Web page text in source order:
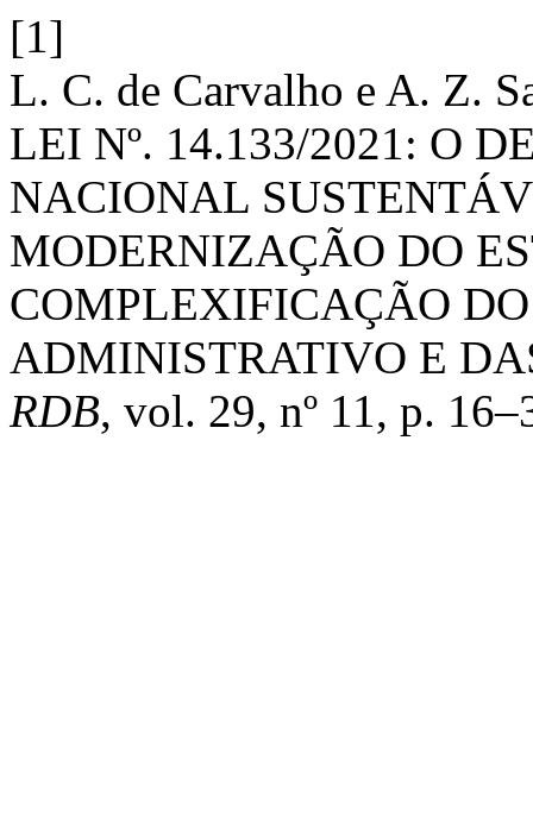
[1]
L. C. de Carvalho e A. Z.
LEI Nº. 14.133/2021: O
NACIONAL
MODERNIZAÇÃO DO
COMPLEXIFICAÇÃO
ADMINISTRATIVO E
RDB, vol. 29, nº 11, p.